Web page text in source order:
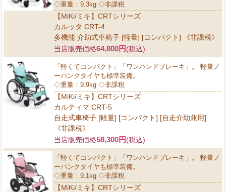
◇重量：9.3kg ◇非課税
【MiKi/ミキ】CRTシリーズ
カルッタ CRT-4
多機能 介助式車椅子 [軽量] [コンパクト] 《非課税》
当店販売価格64,800円(税込)
「軽くてコンパクト」「ワンハンドブレーキ」。 軽量ノ
ーパンクタイヤも標準装備。
◇重量：9.9kg ◇非課税
【MiKi/ミキ】CRTシリーズ
カルティマ CRT-5
自走式車椅子 [軽量] [コンパクト] [自走介助兼用]
《非課税》
当店販売価格58,300円(税込)
「軽くてコンパクト」「ワンハンドブレーキ」。 軽量ノ
ーパンクタイヤも標準装備。
◇重量：9.1kg ◇非課税
【MiKi/ミキ】CRTシリーズ